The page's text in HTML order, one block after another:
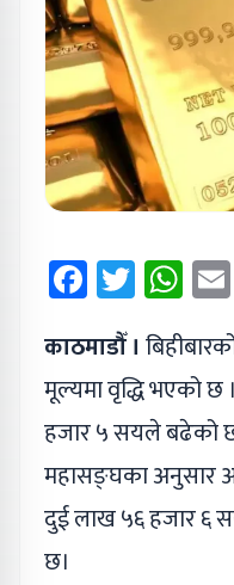
Facebook
काठमाडौँ ।
मूल्यमा वृद्धि भएको
हजार ५ सयले बढेको
महासङ्घका अनुसार
दुई लाख ५६ हजार ६
छ।